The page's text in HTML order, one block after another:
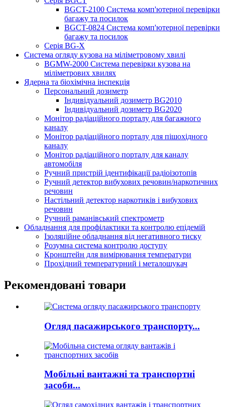
BGCT-2100 Система комп'ютерної перевірки
багажу та посилок
BGCT-0824 Система комп'ютерної перевірки
багажу та посилок
Серія BG-X
Система огляду кузова на міліметровому хвилі
BGMW-2000 Система перевірки кузова на
міліметрових хвилях
Ядерна та біохімічна інспекція
Персональний дозиметр
Індивідуальний дозиметр BG2010
Індивідуальний дозиметр BG2020
Монітор радіаційного порталу для багажного
каналу
Монітор радіаційного порталу для пішохідного
каналу
Монітор радіаційного порталу для каналу
автомобіля
Ручний пристрій ідентифікації радіоізотопів
Ручний детектор вибухових речовин/наркотичних
речовин
Настільний детектор наркотиків і вибухових
речовин
Ручний раманівський спектрометр
Обладнання для профілактики та контролю епідемій
Ізоляційне обладнання від негативного тиску
Розумна система контролю доступу
Кронштейн для вимірювання температури
Прохідний температурний і металошукач
Рекомендовані товари
Огляд пасажирського транспорту...
Мобільні вантажні та транспортні
засоби...